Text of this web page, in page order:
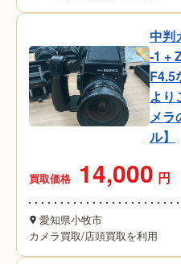
中判
-1 +
F4.5
より
メラ
ル】
買取価格 14,000 円
愛知県小牧市
カメラ買取/店頭買取を利用